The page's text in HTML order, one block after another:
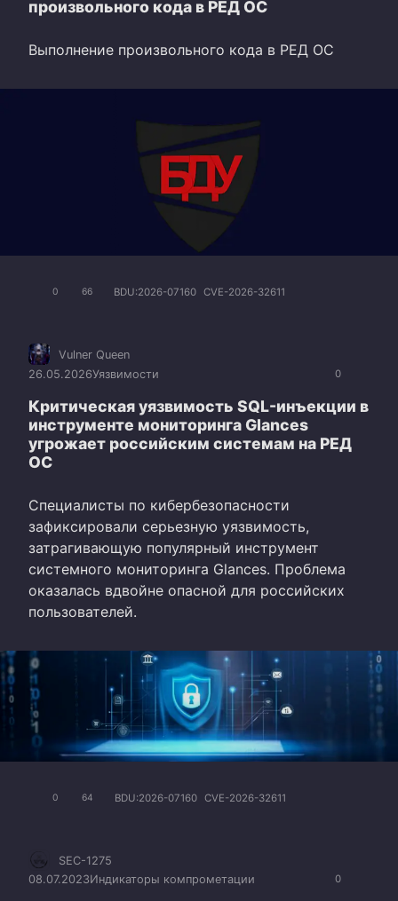
произвольного кода в РЕД ОС
Выполнение произвольного кода в РЕД ОС
0 66 BDU:2026-07160 CVE-2026-32611
0
Vulner Queen
26.05.2026Уязвимости
Критическая уязвимость SQL-инъекции в
инструменте мониторинга Glances
угрожает российским системам на РЕД
ОС
Специалисты по кибербезопасности
зафиксировали серьезную уязвимость,
затрагивающую популярный инструмент
системного мониторинга Glances. Проблема
оказалась вдвойне опасной для российских
пользователей.
0 64 BDU:2026-07160 CVE-2026-32611
0
SEC-1275
08.07.2023Индикаторы компрометации